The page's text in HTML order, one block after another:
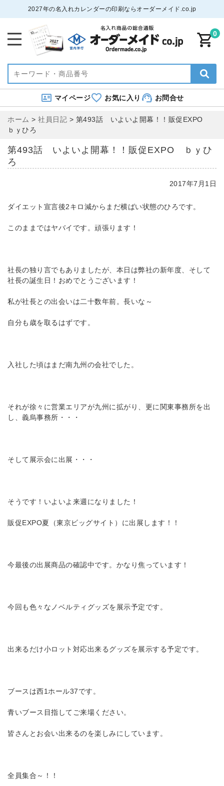
2027年の名入れカレンダーの印刷ならオーダーメイド.co.jp
0
マイページ お気に入り お問合せ
ホーム > 社員日記 > 第493話 いよいよ開幕！！販促EXPO
ｂｙひろ
第493話 いよいよ開幕！！販促EXPO ｂｙひ
ろ
2017年7月1日
ダイエット宣言後2キロ減からまだ横ばい状態のひろです。
このままではヤバイです。頑張ります！
社長の独り言でもありましたが、本日は弊社の新年度、そして
社長の誕生日！おめでとうございます！
私が社長との出会いは二十数年前。長いな～
自分も歳を取るはずです。
入社した頃はまだ南九州の会社でした。
それが徐々に営業エリアが九州に拡がり、更に関東事務所を出
し、義烏事務所・・・
そして展示会に出展・・・
そうです！いよいよ来週になりました！
販促EXPO夏（東京ビッグサイト）に出展します！！
今最後の出展商品の確認中です。かなり焦っています！
今回も色々なノベルティグッズを展示予定です。
出来るだけ小ロット対応出来るグッズを展示する予定です。
ブースは西1ホール37です。
青いブース目指してご来場ください。
皆さんとお会い出来るのを楽しみにしています。
全員集合～！！